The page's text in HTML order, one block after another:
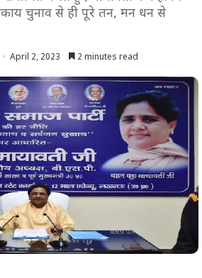
चुनाव से ही पूरे तन, मन धन से
April 2, 2023 2 minutes read